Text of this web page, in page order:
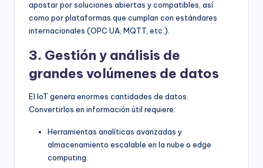
apostar por soluciones abiertas y compatibles, así
como por plataformas que cumplan con estándares
internacionales (OPC UA, MQTT, etc.).
3. Gestión y análisis de
grandes volúmenes de datos
El IoT genera enormes cantidades de datos.
Convertirlos en información útil requiere:
Herramientas analíticas avanzadas y
almacenamiento escalable en la nube o edge
computing.